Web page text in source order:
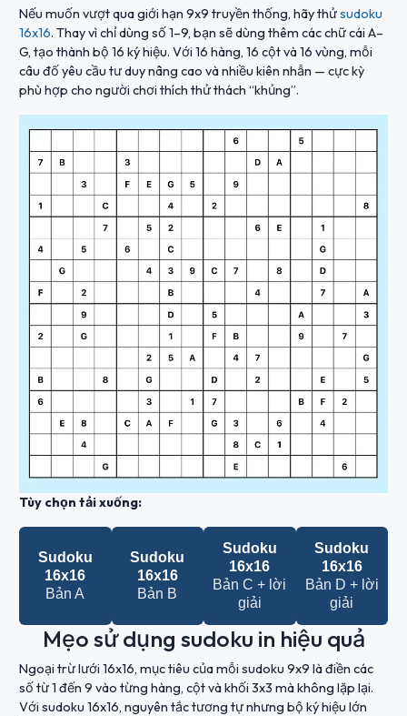
Nếu muốn vượt qua giới hạn 9x9 truyền thống, hãy thửsudoku
16x16. Thay vì chỉ dùng số 1–9, bạn sẽ dùng thêm các chữ cái A–
G, tạo thành bộ 16 ký hiệu. Với 16 hàng, 16 cột và 16 vùng, mỗi
câu đố yêu cầu tư duy nâng cao và nhiều kiên nhẫn — cực kỳ
phù hợp cho người chơi thích thử thách “khủng”.
Tùy chọn tải xuống:
Sudoku
16x16
Bản A
Sudoku
16x16
Bản B
Sudoku
16x16
Bản C + lời
giải
Sudoku
16x16
Bản D + lời
giải
Mẹo sử dụng sudoku in hiệu quả
Ngoại trừ lưới 16x16, mục tiêu của mỗi sudoku 9x9 là điền các
số từ 1 đến 9 vào từng hàng, cột và khối 3x3 mà không lặp lại.
Với sudoku 16x16, nguyên tắc tương tự nhưng bộ ký hiệu lớn